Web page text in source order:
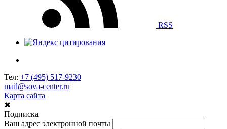
RSS
Тел: +7 (495) 517-9230
mail@sova-center.ru
Карта сайта
✖
Подписка
Ваш адрес электронной почты